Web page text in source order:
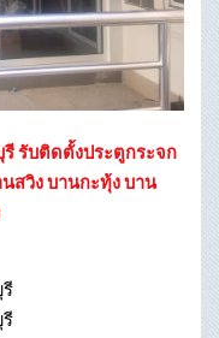
รับติดตั้งประตูกระจก
สวิง บานกะทุ้ง บาน